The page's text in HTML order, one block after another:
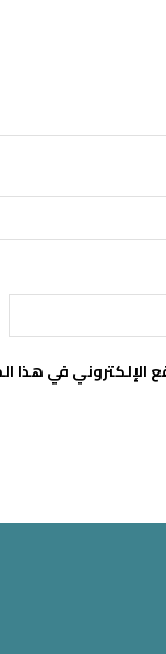
الإلكتروني في هذا